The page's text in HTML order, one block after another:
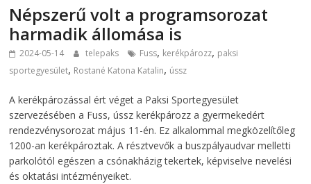
Népszerű volt a programsorozat
harmadik állomása is
2024-05-14 telepaks Fuss, kerékpározz, paksi
sportegyesület, Rostané Katona Katalin, ússz
A kerékpározással ért véget a Paksi Sportegyesület
szervezésében a Fuss, ússz kerékpározz a gyermekedért
rendezvénysorozat május 11-én. Ez alkalommal megközelítőleg
1200-an kerékpároztak. A résztvevők a buszpályaudvar melletti
parkolótól egészen a csónakházig tekertek, képviselve nevelési
és oktatási intézményeiket.